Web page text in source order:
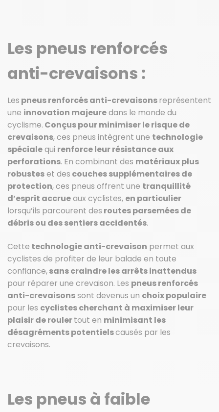
Les pneus renforcés
anti-crevaisons :
Les pneus renforcés anti-crevaisonsreprésentent
une innovation majeuredans le monde du
cyclisme. Conçus pour minimiser le risque de
crevaisons, ces pneus intègrent une technologie
spécialequi renforce leur résistance aux
perforations. En combinant des matériaux plus
robusteset des couches supplémentaires de
protection, ces pneus offrent une tranquillité
d’esprit accrueaux cyclistes, en particulier
lorsqu’ils parcourent des routes parsemées de
débris ou des sentiers accidentés.
Cette technologie anti-crevaison permet aux
cyclistes de profiter de leur balade en toute
confiance,sans craindre les arrêts inattendus
pour réparer une crevaison. Les pneus renforcés
anti-crevaisonssont devenus un choix populaire
pour les cyclistes cherchant à maximiser leur
plaisir de roulertout en minimisant les
désagréments potentielscausés par les
crevaisons.
Les pneus à faible